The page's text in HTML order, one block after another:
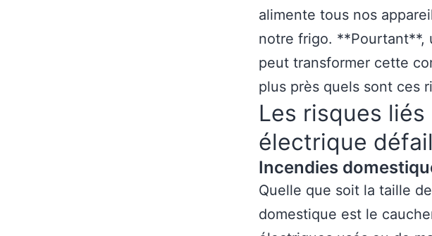
alimente tous nos
notre frigo. **Pourtant**,
peut transformer cette
plus près quels sont ces
Les risques
électrique
Incendies
Quelle que soit la taille
domestique est le